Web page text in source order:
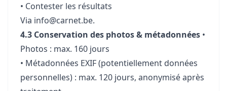
• Contester les résultats
Via info@carnet.be.
4.3 Conservation des photos & métadonnées •
Photos : max. 160 jours
• Métadonnées EXIF (potentiellement données
personnelles) : max. 120 jours, anonymisé après